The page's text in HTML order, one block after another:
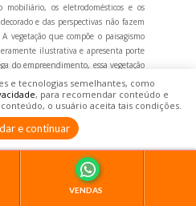
mobiliário, os eletrodomésticos e os
e das perspectivas não fazem
vegetação que compõe o paisagismo
ilustrativa e apresenta porte
do empreendimento, essa vegetação
de tamanho e porte, mas estará de
e em conformidade com as
apresentada nas imagens é
a fotografia exata do local. Material
Intermediação: Bem Imobiliária - Av.
Olímpia, São Paulo/SP - Tel.: (11)
empreendimentos Viva Benx Casa do
Antônio, Viva Benx Pinheiros, Viva
Olímpia, Viva Benx Santana, Viva
e continuar
e tecnologias semelhantes, como
, para recomendar conteúdo e
o usuário aceita tais condições.